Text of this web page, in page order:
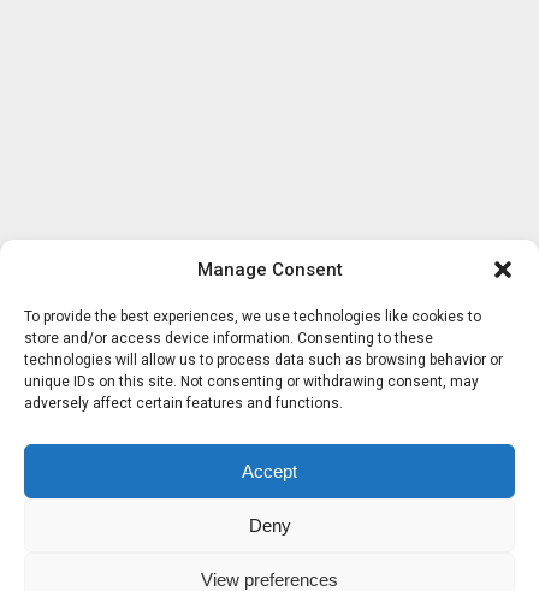
Manage Consent
To provide the best experiences, we use technologies like cookies to
store and/or access device information. Consenting to these
technologies will allow us to process data such as browsing behavior or
unique IDs on this site. Not consenting or withdrawing consent, may
adversely affect certain features and functions.
Accept
Deny
View preferences